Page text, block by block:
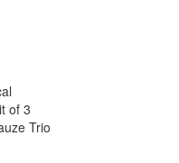
of 3
Trio